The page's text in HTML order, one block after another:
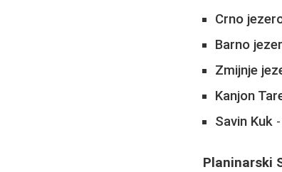
Crno
Barno
Zmijnje
Kanjon
Savin Kuk
Planinarski